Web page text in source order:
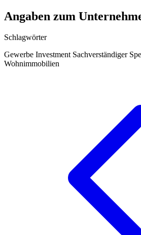
Angaben zum
Schlagwörter
Gewerbe Investment Sachverständiger
Wohnimmobilien